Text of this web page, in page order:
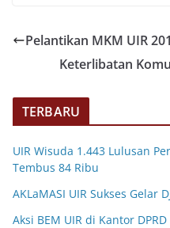
Pelantikan MKM UIR
Keterlibatan
TERBARU
UIR Wisuda 1.443 Lulusan
Tembus 84 Ribu
AKLaMASI UIR Sukses Gelar
Aksi BEM UIR di Kantor